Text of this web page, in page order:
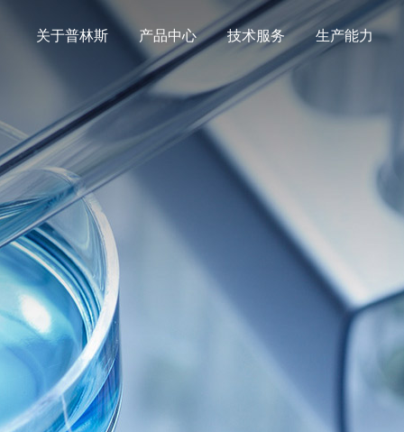
关于普林斯 产品中心 技术服务 生产能力
原料药中间体
含卤化合物
我们的团队
企业文化
研发中心
生产基地
公司新闻
联系方式